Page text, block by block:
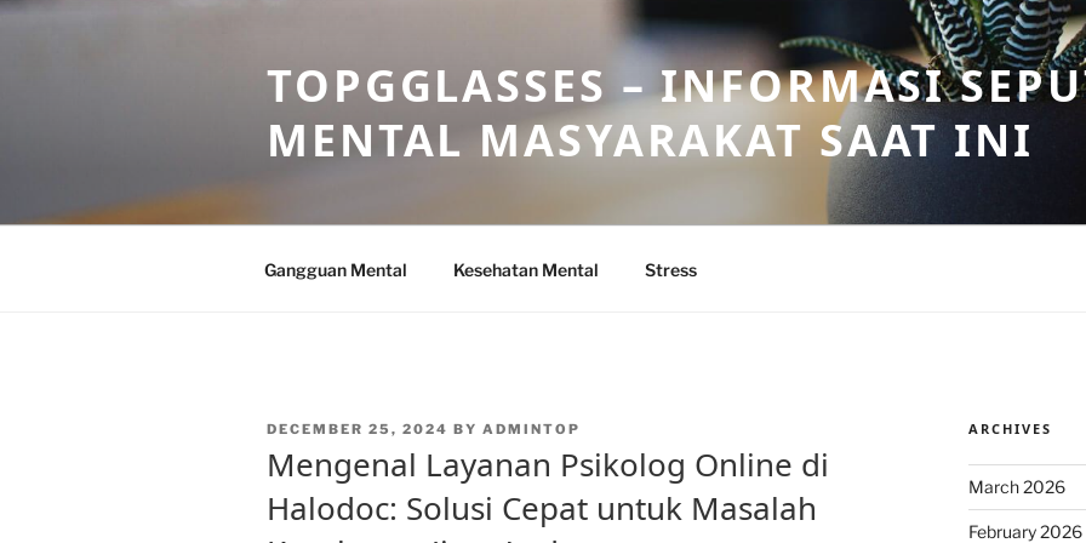
Skip
TOPGGLASSES – INFORMASI
MENTAL MASYARAKAT SAAT INI
Gangguan Mental Kesehatan Mental Stress
POSTED
DECEMBER 25, 2024 BY ADMINTOP
Mengenal Layanan Psikolog Online di
Halodoc: Solusi Cepat untuk Masalah
ARCHIVES
March 2026
February 2026